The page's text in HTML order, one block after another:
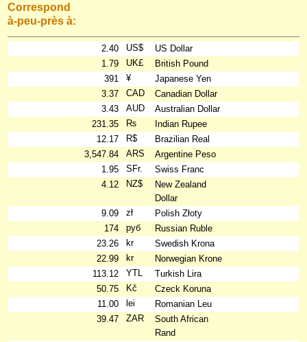
Correspond
à-peu-près à:
2.40 US$
US Dollar
1.79
UK£
British Pound
391
¥
Japanese Yen
3.37
CAD
Canadian Dollar
3.43
AUD
Australian Dollar
231.35
₨
Indian Rupee
12.17
R$
Brazilian Real
3,547.84
ARS
Argentine Peso
1.95
SFr.
Swiss Franc
4.12
NZ$
New Zealand
Dollar
9.09
zł
Polish Złoty
174
руб
Russian Ruble
23.26
kr
Swedish Krona
22.99
kr
Norwegian Krone
113.12
YTL
Turkish Lira
50.75
Kč
Czeck Koruna
11.00
lei
Romanian Leu
39.47
ZAR
South African
Rand